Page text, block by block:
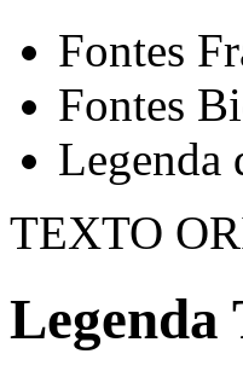
Fontes
Fontes
Legenda
TEXTO
Legenda